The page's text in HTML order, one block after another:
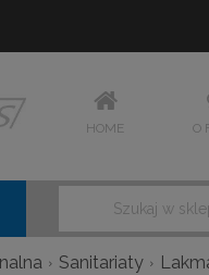
HOME O
Sanitariaty